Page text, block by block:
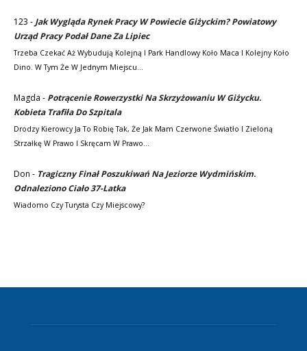
123 -Jak Wygląda Rynek Pracy W Powiecie Giżyckim? Powiatowy
Urząd Pracy Podał Dane Za Lipiec
Trzeba Czekać Aż Wybudują Kolejną I Park Handlowy Koło Maca I Kolejny Koło
Dino. W Tym Że W Jednym Miejscu…
Magda - Potrącenie Rowerzystki Na Skrzyżowaniu W Giżycku.
Kobieta Trafiła Do Szpitala
Drodzy Kierowcy Ja To Robię Tak, Że Jak Mam Czerwone Światło I Zieloną
Strzałkę W Prawo I Skręcam W Prawo…
Don - Tragiczny Finał Poszukiwań Na Jeziorze Wydmińskim.
Odnaleziono Ciało 37-Latka
Wiadomo Czy Turysta Czy Miejscowy?